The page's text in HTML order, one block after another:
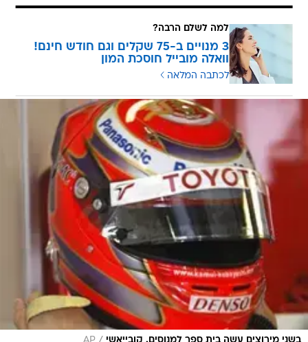
למה לשלם הרבה?
3 מנויים ב-75 שקלים וגם חודש חינם!
וואלה מובייל חוסכת המון
לכתבה המלאה
בשני מירוצים עשה בית ספר למנוסים. קובייאשי AP